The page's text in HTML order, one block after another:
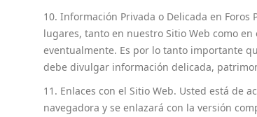
10. Información Privada o Delicada en
lugares, tanto en nuestro Sitio Web como
eventualmente. Es por lo tanto importante
debe divulgar información delicada,
11. Enlaces con el Sitio Web. Usted está de
navegadora y se enlazará con la versión